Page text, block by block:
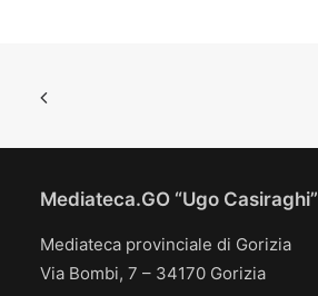
Mediateca.GO “Ugo Casiraghi”
Mediateca provinciale di Gorizia
Via Bombi, 7 – 34170 Gorizia